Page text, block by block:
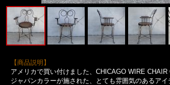
【商品説明】
アメリカで買い付けました、CHICAGO WIRE CHAIR
ジャパンカラーが施された、とても雰囲気のあるアイ